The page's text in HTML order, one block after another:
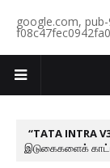
google.com,
f08c47fec0942fa0
TATA INTRA
இடுகைகளைக்